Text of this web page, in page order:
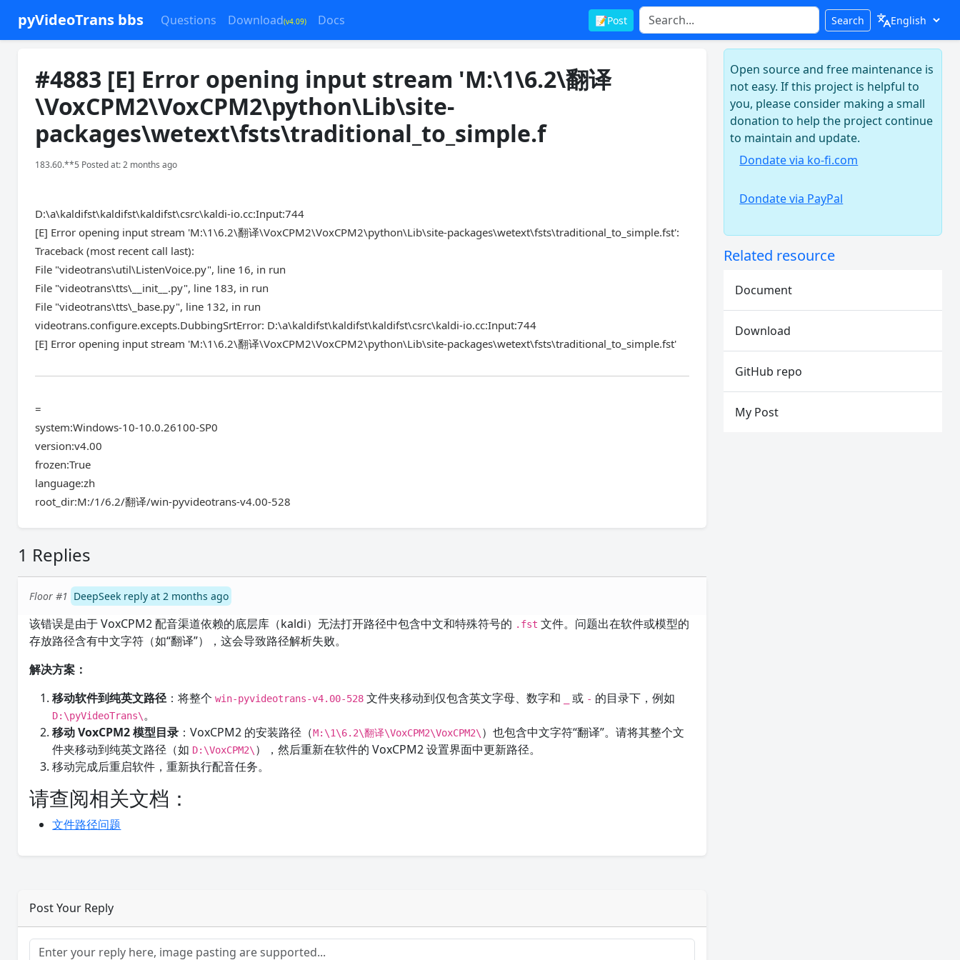
pyVideoTrans bbs Questions Download(v4.09) Docs 📝Post Search
#4883 [E] Error opening input stream 'M:\1\6.2\翻译
\VoxCPM2\VoxCPM2\python\Lib\site-
packages\wetext\fsts\traditional_to_simple.f
183.60.**5 Posted at: 2 months ago
D:\a\kaldifst\kaldifst\kaldifst\csrc\kaldi-io.cc:Input:744
[E] Error opening input stream 'M:\1\6.2\翻译\VoxCPM2\VoxCPM2\python\Lib\site-packages\wetext\fsts\traditional_to_simple.fst':
Traceback (most recent call last):
File "videotrans\util\ListenVoice.py", line 16, in run
File "videotrans\tts\__init__.py", line 183, in run
File "videotrans\tts\_base.py", line 132, in run
videotrans.configure.excepts.DubbingSrtError: D:\a\kaldifst\kaldifst\kaldifst\csrc\kaldi-io.cc:Input:744
[E] Error opening input stream 'M:\1\6.2\翻译\VoxCPM2\VoxCPM2\python\Lib\site-packages\wetext\fsts\traditional_to_simple.fst'
=
system:Windows-10-10.0.26100-SP0
version:v4.00
frozen:True
language:zh
root_dir:M:/1/6.2/翻译/win-pyvideotrans-v4.00-528
1 Replies
Floor #1 DeepSeek reply at 2 months ago
该错误是由于 VoxCPM2 配音渠道依赖的底层库（kaldi）无法打开路径中包含中文和特殊符号的 .fst 文件。问题出在软件或模型的
存放路径含有中文字符（如“翻译”），这会导致路径解析失败。
解决方案：
移动软件到纯英文路径：将整个win-pyvideotrans-v4.00-528 文件夹移动到仅包含英文字母、数字和 或 - 的目录下，例如
D:\pyVideoTrans\。
移动 VoxCPM2 模型目录 ：VoxCPM2 的安装路径（M:\1\6.2\翻译\VoxCPM2\VoxCPM2\ ）也包含中文字符“翻译”。请将其整个文
件夹移动到纯英文路径（如 D:\VoxCPM2\ ），然后重新在软件的 VoxCPM2 设置界面中更新路径。
移动完成后重启软件，重新执行配音任务。
请查阅相关文档：
文件路径问题
Post Your Reply
Open source and free maintenance is
not easy. If this project is helpful to
you, please consider making a small
donation to help the project continue
to maintain and update.
Dondate via ko-fi.com
Dondate via PayPal
Related resource
Document
Download
GitHub repo
My Post